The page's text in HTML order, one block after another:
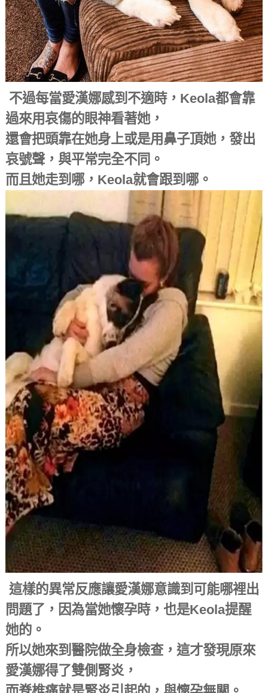
不過每當愛漢娜感到不適時，Keola都會靠
過來用哀傷的眼神看著她，
還會把頭靠在她身上或是用鼻子頂她，發出
哀號聲，與平常完全不同。
而且她走到哪，Keola就會跟到哪。
這樣的異常反應讓愛漢娜意識到可能哪裡出
問題了，因為當她懷孕時，也是Keola提醒
她的。
所以她來到醫院做全身檢查，這才發現原來
愛漢娜得了雙側腎炎，